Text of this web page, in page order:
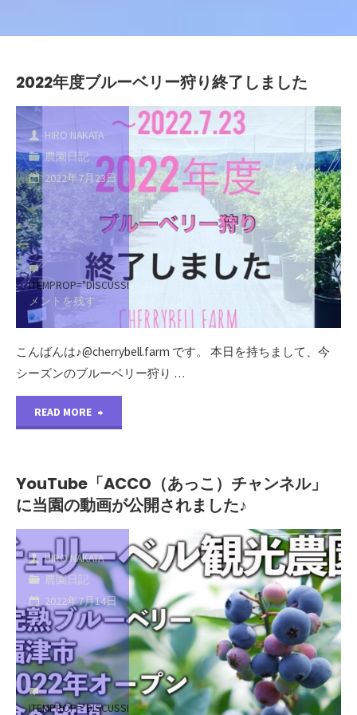
2022年度ブルーベリー狩り終了しました
HIRO NAKATA
農園日記
2022年7月23日
ITEMPROP="DISCUSSIONURL"コ
メントを残す
こんばんは♪@cherrybell.farm です。 本日を持ちまして、今
シーズンのブルーベリー狩り …
READ MORE
度
ブ
ー
ベ
リ
ー
YouTube「ACCO（あっこ）チャンネル」
に当園の動画が公開されました♪
HIRO NAKATA
農園日記
2022年7月14日
ITEMPROP="DISCUSSIONURL"コ